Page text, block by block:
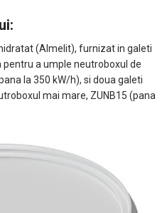
(Almelit), furnizat in galeti
a umple neutroboxul de
la 350 kW/h), si doua galeti
mai mare, ZUNB15 (pana